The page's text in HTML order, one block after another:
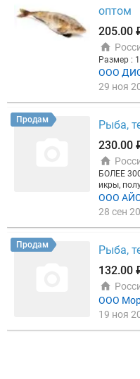
оптом
205.00
Размер :
ООО
29 ноя
Продам
Рыба,
230.00
БОЛЕЕ
икры,
кве!
ООО
28 сен
Продам
Рыба,
132.00
ООО
19 ноя